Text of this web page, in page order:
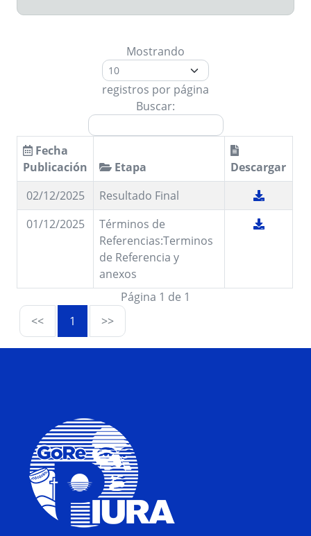
Mostrando
registros por página
Buscar:
Fecha
Publicación
Etapa
Descargar
02/12/2025
Resultado Final
01/12/2025
Términos de
Referencias:Terminos
de Referencia y
anexos
Página 1 de 1
<<
1 >>